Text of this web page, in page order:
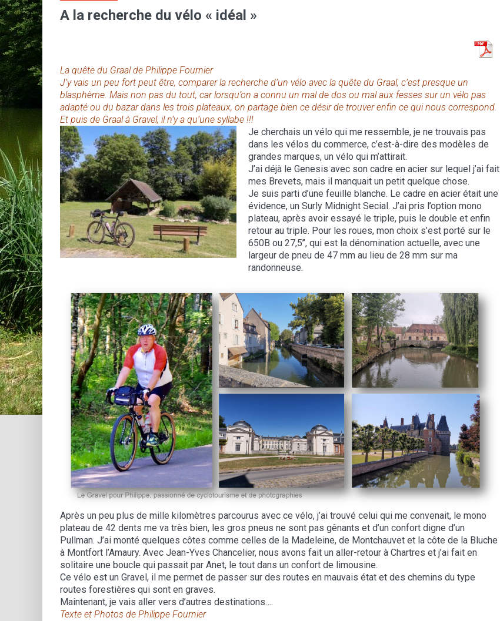
A la recherche du vélo « idéal »
La quête du Graal de Philippe Fournier
J’y vais un peu fort peut être, comparer la recherche d’un vélo avec la quête du Graal, c’est presque un
blasphème. Mais non pas du tout, car lorsqu’on a connu un mal de dos ou mal aux fesses sur un vélo pas
adapté ou du bazar dans les trois plateaux, on partage bien ce désir de trouver enfin ce qui nous correspond.
Et puis de Graal à Gravel, il n’y a qu’une syllabe !!!
Je cherchais un vélo qui me ressemble, je ne trouvais pas
dans les vélos du commerce, c’est-à-dire des modèles de
grandes marques, un vélo qui m’attirait.
J’ai déjà le Genesis avec son cadre en acier sur lequel j’ai fait
mes Brevets, mais il manquait un petit quelque chose.
Je suis parti d’une feuille blanche. Le cadre en acier était une
évidence, un Surly Midnight Secial. J’ai pris l’option mono
plateau, après avoir essayé le triple, puis le double et enfin
retour au triple. Pour les roues, mon choix s’est porté sur le
650B ou 27,5’’, qui est la dénomination actuelle, avec une
largeur de pneu de 47 mm au lieu de 28 mm sur ma
randonneuse.
Après un peu plus de mille kilomètres parcourus avec ce vélo, j’ai trouvé celui qui me convenait, le mono
plateau de 42 dents me va très bien, les gros pneus ne sont pas gênants et d’un confort digne d’un
Pullman. J’ai monté quelques côtes comme celles de la Madeleine, de Montchauvet et la côte de la Bluche
à Montfort l’Amaury. Avec Jean-Yves Chancelier, nous avons fait un aller-retour à Chartres et j’ai fait en
solitaire une boucle qui passait par Anet, le tout dans un confort de limousine.
Ce vélo est un Gravel, il me permet de passer sur des routes en mauvais état et des chemins du type
routes forestières qui sont en graves.
Maintenant, je vais aller vers d’autres destinations….
Texte et Photos de Philippe Fournier